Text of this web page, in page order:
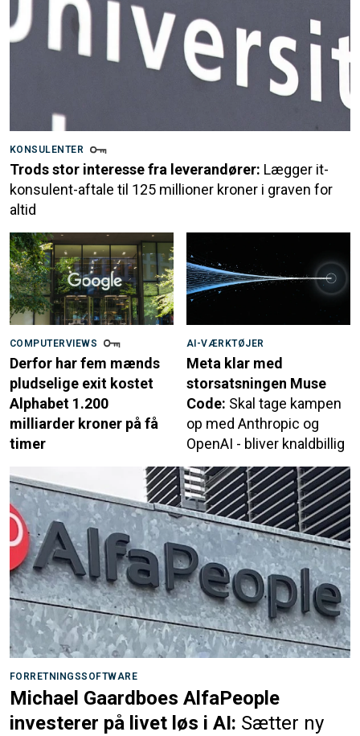
KONSULENTER
Trods stor interesse fra leverandører: Lægger it-
konsulent-aftale til 125 millioner kroner i graven for
altid
COMPUTERVIEWS
Derfor har fem mænds
pludselige exit kostet
Alphabet 1.200
milliarder kroner på få
timer
AI-VÆRKTØJER
Meta klar med
storsatsningen Muse
Code: Skal tage kampen
op med Anthropic og
OpenAI - bliver knaldbillig
FORRETNINGSSOFTWARE
Michael Gaardboes AlfaPeople
investerer på livet løs i AI: Sætter ny